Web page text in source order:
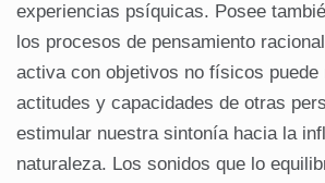
experiencias psíquicas. Posee
los procesos de pensamiento
activa con objetivos no físicos puede
actitudes y capacidades de otras
estimular nuestra sintonía hacia la
naturaleza. Los sonidos que lo